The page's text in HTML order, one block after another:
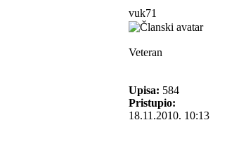
vuk71
Veteran
Upisa: 584
Pristupio:
18.11.2010. 10:13